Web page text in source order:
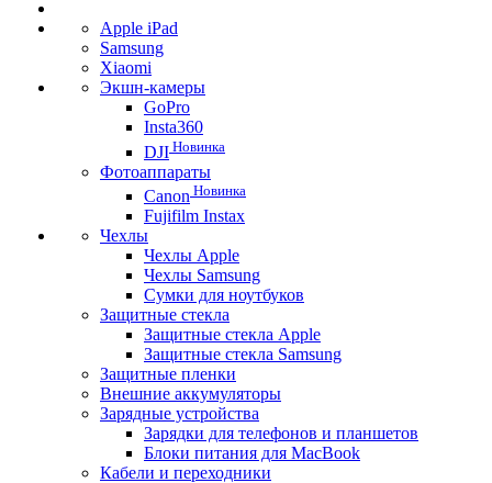
Apple iPad
Samsung
Xiaomi
Экшн-камеры
GoPro
Insta360
DJI Новинка
Фотоаппараты
Canon Новинка
Fujifilm Instax
Чехлы
Чехлы Apple
Чехлы Samsung
Сумки для ноутбуков
Защитные стекла
Защитные стекла Apple
Защитные стекла Samsung
Защитные пленки
Внешние аккумуляторы
Зарядные устройства
Зарядки для телефонов и планшетов
Блоки питания для MacBook
Кабели и переходники